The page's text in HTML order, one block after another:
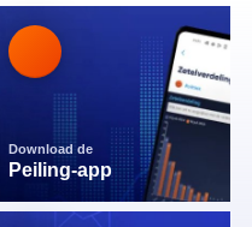
Download de
Peiling-app